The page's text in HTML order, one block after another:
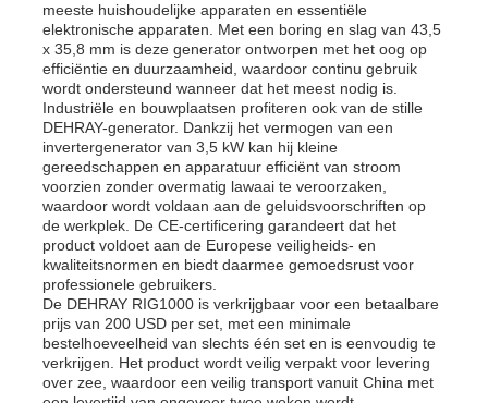
meeste huishoudelijke apparaten en essentiële
elektronische apparaten. Met een boring en slag van 43,5
x 35,8 mm is deze generator ontworpen met het oog op
efficiëntie en duurzaamheid, waardoor continu gebruik
wordt ondersteund wanneer dat het meest nodig is.
Industriële en bouwplaatsen profiteren ook van de stille
DEHRAY-generator. Dankzij het vermogen van een
invertergenerator van 3,5 kW kan hij kleine
gereedschappen en apparatuur efficiënt van stroom
voorzien zonder overmatig lawaai te veroorzaken,
waardoor wordt voldaan aan de geluidsvoorschriften op
de werkplek. De CE-certificering garandeert dat het
product voldoet aan de Europese veiligheids- en
kwaliteitsnormen en biedt daarmee gemoedsrust voor
professionele gebruikers.
De DEHRAY RIG1000 is verkrijgbaar voor een betaalbare
prijs van 200 USD per set, met een minimale
bestelhoeveelheid van slechts één set en is eenvoudig te
verkrijgen. Het product wordt veilig verpakt voor levering
over zee, waardoor een veilig transport vanuit China met